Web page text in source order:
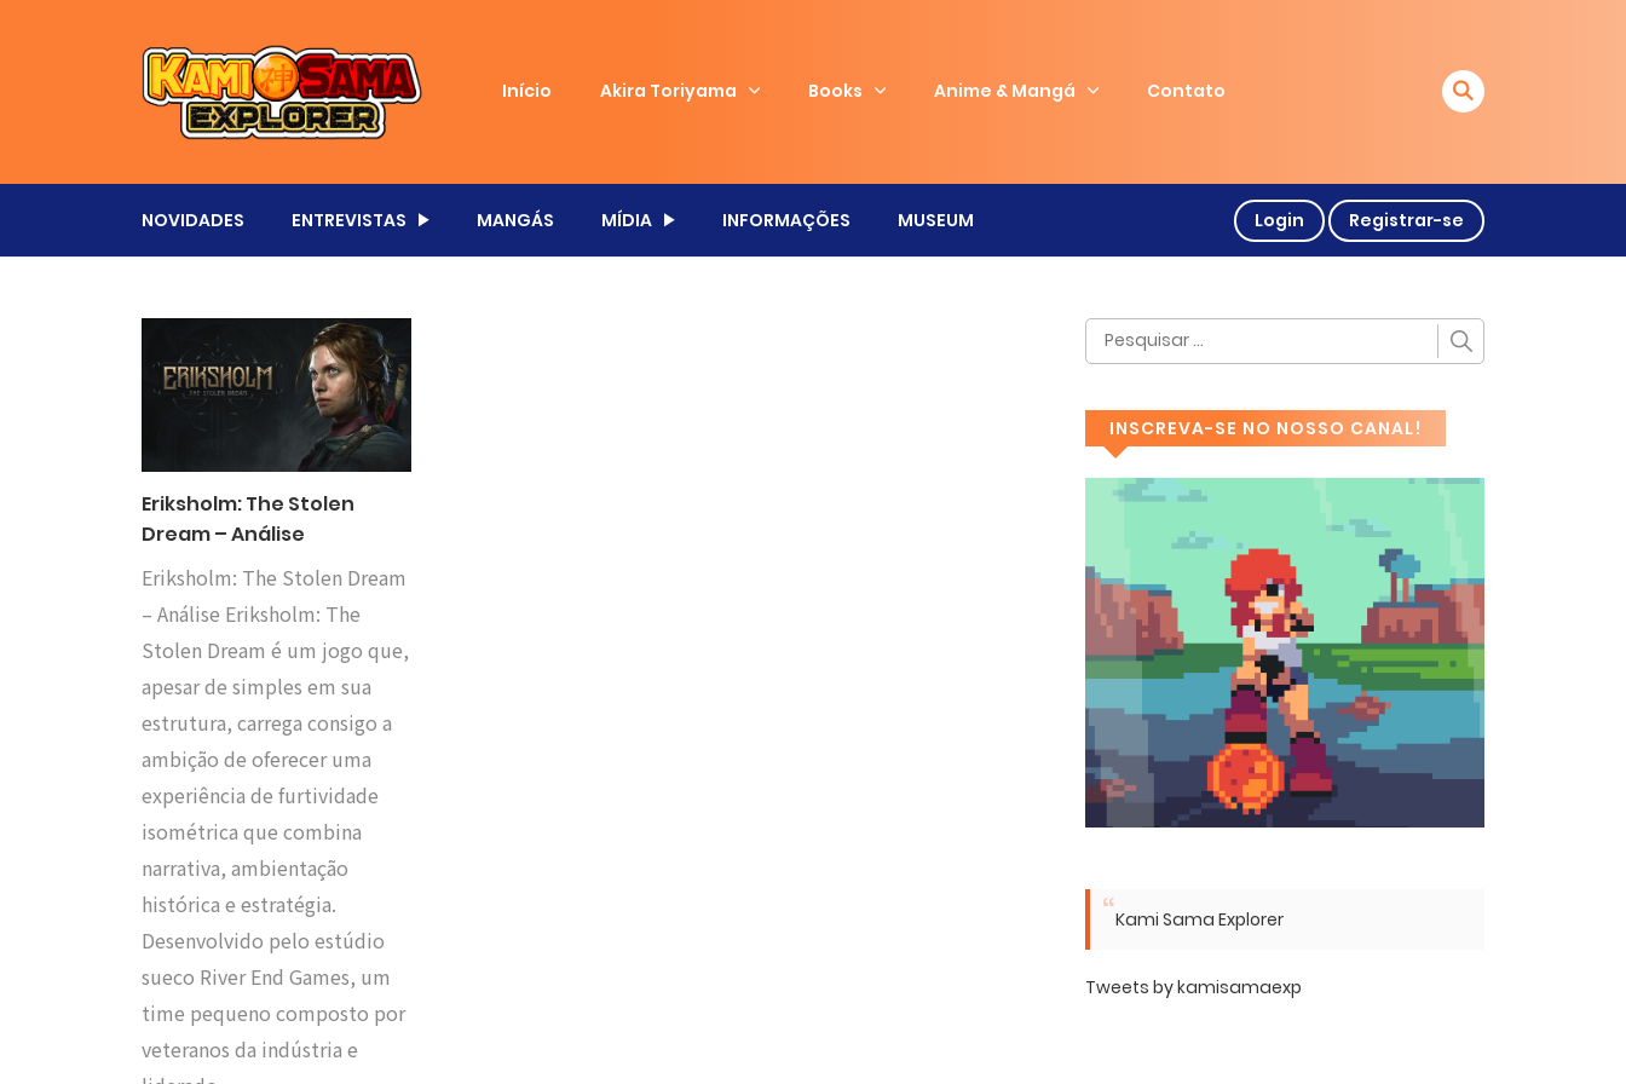
Início Akira Toriyama Books Anime & Mangá Contato
NOVIDADES ENTREVISTAS MANGÁS MÍDIA INFORMAÇÕES MUSEUM Login Registrar-se
Eriksholm: The Stolen
Dream – Análise
Eriksholm: The Stolen Dream
– Análise Eriksholm: The
Stolen Dream é um jogo que,
apesar de simples em sua
estrutura, carrega consigo a
ambição de oferecer uma
experiência de furtividade
isométrica que combina
narrativa, ambientação
histórica e estratégia.
Desenvolvido pelo estúdio
sueco River End Games, um
time pequeno composto por
veteranos da indústria e
INSCREVA-SE NO NOSSO CANAL!
Kami Sama Explorer
Tweets by kamisamaexp